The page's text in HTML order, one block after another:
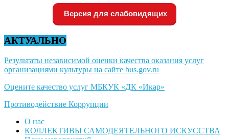
Версия для слабовидящих
АКТУАЛЬНО
Результаты независимой оценки качества оказания услуг
организациями культуры на сайте bus.gov.ru
Оцените качество услуг МБКУК «ДК «Икар»
Противодействие Коррупции
О нас
КОЛЛЕКТИВЫ САМОДЕЯТЕЛЬНОГО ИСКУССТВА